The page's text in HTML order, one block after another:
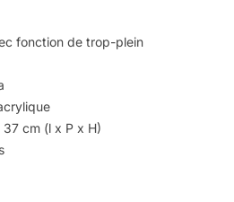
fonction de trop-plein
cm (l x P x H)